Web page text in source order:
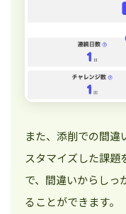
また、添削での間違
スタマイズした課題
で、間違いからしっ
ることができます。